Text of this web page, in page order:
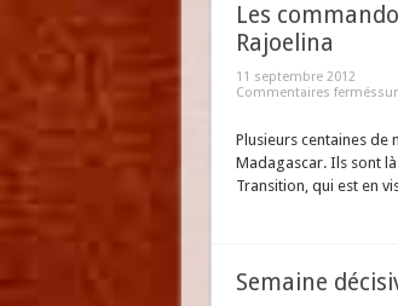
Les
Rajoelina
11 septembre 2012
Commentaires fermés
Plusieurs centaines de
Madagascar. Ils sont
Transition, qui est en
Semaine